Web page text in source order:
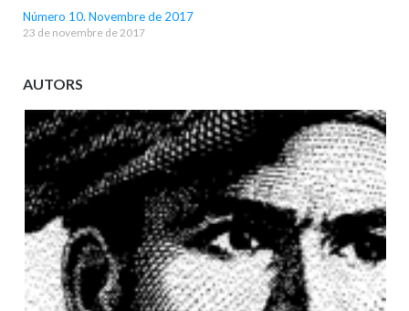
Número 10. Novembre de 2017
23 de novembre de 2017
AUTORS